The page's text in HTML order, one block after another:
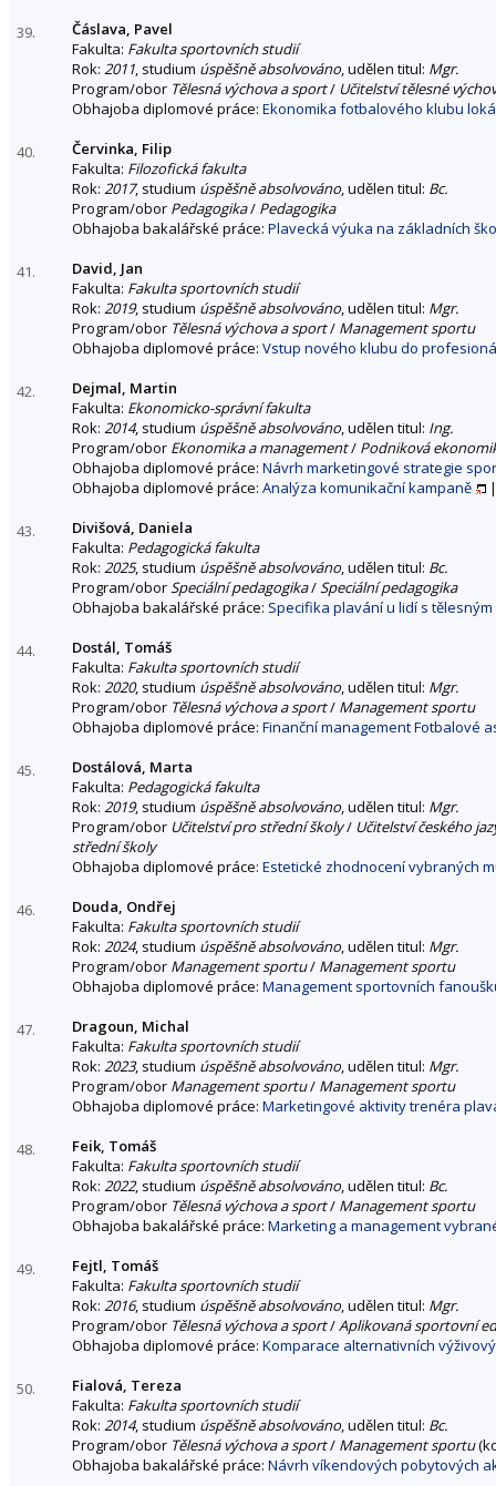
39.
Čáslava, Pavel
Fakulta: Fakulta sportovních studií
Rok: 2011, studium úspěšně absolvováno, udělen titul: Mgr.
Program/obor Tělesná výchova a sport/ Učitelství tělesné
Obhajoba diplomové práce: Ekonomika fotbalového klubu
40.
Červinka, Filip
Fakulta: Filozofická fakulta
Rok: 2017, studium úspěšně absolvováno, udělen titul: Bc.
Program/obor Pedagogika/ Pedagogika
Obhajoba bakalářské práce: Plavecká výuka na základních
41.
David, Jan
Fakulta: Fakulta sportovních studií
Rok: 2019, studium úspěšně absolvováno, udělen titul: Mgr.
Program/obor Tělesná výchova a sport/ Management sportu
Obhajoba diplomové práce: Vstup nového klubu do
42.
Dejmal, Martin
Fakulta: Ekonomicko-správní fakulta
Rok: 2014, studium úspěšně absolvováno, udělen titul: Ing.
Program/obor Ekonomika a management/ Podniková
Obhajoba diplomové práce: Návrh marketingové strategie
Obhajoba diplomové práce: Analýza komunikační kampaně
43.
Divišová, Daniela
Fakulta: Pedagogická fakulta
Rok: 2025, studium úspěšně absolvováno, udělen titul: Bc.
Program/oborSpeciální pedagogika/Speciální pedagogika
Obhajoba bakalářské práce: Specifika plavání u lidí s
44.
Dostál, Tomáš
Fakulta: Fakulta sportovních studií
Rok: 2020, studium úspěšně absolvováno, udělen titul: Mgr.
Program/obor Tělesná výchova a sport/ Management sportu
Obhajoba diplomové práce: Finanční management Fotbalové
45.
Dostálová, Marta
Fakulta: Pedagogická fakulta
Rok: 2019, studium úspěšně absolvováno, udělen titul: Mgr.
Program/obor Učitelství pro střední školy/ Učitelství českého
střední školy
Obhajoba diplomové práce: Estetické zhodnocení vybraných
46.
Douda, Ondřej
Fakulta: Fakulta sportovních studií
Rok: 2024, studium úspěšně absolvováno, udělen titul: Mgr.
Program/obor Management sportu/ Management sportu
Obhajoba diplomové práce: Management sportovních
47.
Dragoun, Michal
Fakulta: Fakulta sportovních studií
Rok: 2023, studium úspěšně absolvováno, udělen titul: Mgr.
Program/obor Management sportu/ Management sportu
Obhajoba diplomové práce: Marketingové aktivity trenéra
48.
Feik, Tomáš
Fakulta: Fakulta sportovních studií
Rok: 2022, studium úspěšně absolvováno, udělen titul: Bc.
Program/obor Tělesná výchova a sport/ Management sportu
Obhajoba bakalářské práce: Marketing a management
49.
Fejtl, Tomáš
Fakulta: Fakulta sportovních studií
Rok: 2016, studium úspěšně absolvováno, udělen titul: Mgr.
Program/obor Tělesná výchova a sport/Aplikovaná sportovní
Obhajoba diplomové práce: Komparace alternativních
50.
Fialová, Tereza
Fakulta: Fakulta sportovních studií
Rok: 2014, studium úspěšně absolvováno, udělen titul: Bc.
Program/obor Tělesná výchova a sport/ Management sportu
Obhajoba bakalářské práce: Návrh víkendových pobytových